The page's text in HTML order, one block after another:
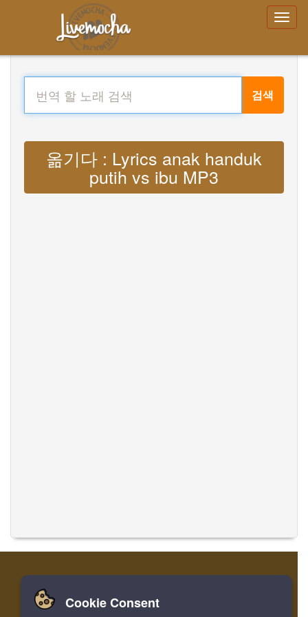
검색
옮기다 : Lyrics anak handuk
putih vs ibu MP3
집 로그인 레지스터
Cookie Consent